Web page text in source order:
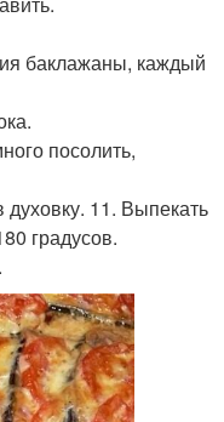
баклажаны, каждый
посолить,
11. Выпекать
градусов.